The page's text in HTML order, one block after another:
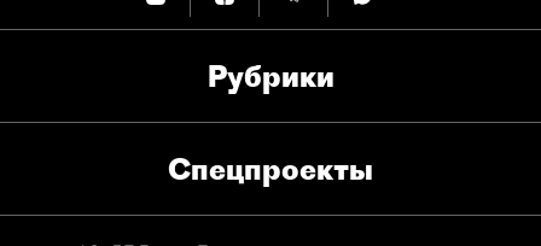
Рубрики
Спец­проекты